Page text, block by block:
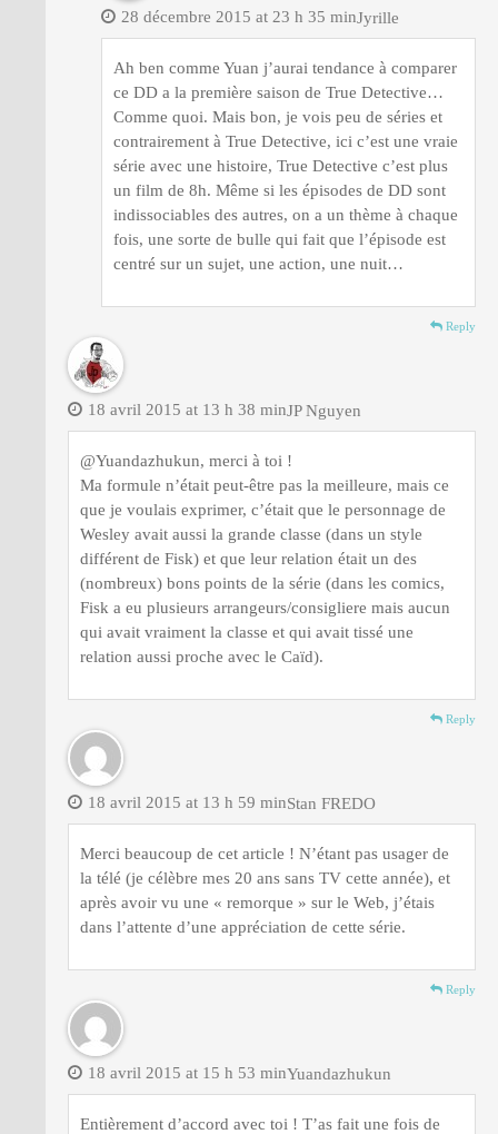
Jyrille
28 décembre 2015 at 23 h 35 min
Ah ben comme Yuan j’aurai tendance à comparer
ce DD a la première saison de True Detective…
Comme quoi. Mais bon, je vois peu de séries et
contrairement à True Detective, ici c’est une vraie
série avec une histoire, True Detective c’est plus
un film de 8h. Même si les épisodes de DD sont
indissociables des autres, on a un thème à chaque
fois, une sorte de bulle qui fait que l’épisode est
centré sur un sujet, une action, une nuit…
Reply
JP Nguyen
18 avril 2015 at 13 h 38 min
@Yuandazhukun, merci à toi !
Ma formule n’était peut-être pas la meilleure, mais ce
que je voulais exprimer, c’était que le personnage de
Wesley avait aussi la grande classe (dans un style
différent de Fisk) et que leur relation était un des
(nombreux) bons points de la série (dans les comics,
Fisk a eu plusieurs arrangeurs/consigliere mais aucun
qui avait vraiment la classe et qui avait tissé une
relation aussi proche avec le Caïd).
Reply
Stan FREDO
18 avril 2015 at 13 h 59 min
Merci beaucoup de cet article ! N’étant pas usager de
la télé (je célèbre mes 20 ans sans TV cette année), et
après avoir vu une « remorque » sur le Web, j’étais
dans l’attente d’une appréciation de cette série.
Reply
Yuandazhukun
18 avril 2015 at 15 h 53 min
Entièrement d’accord avec toi ! T’as fait une fois de